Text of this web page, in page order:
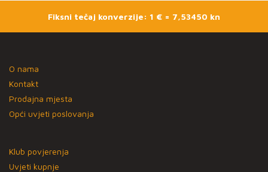
Fiksni tečaj konverzije: 1 € = 7,53450 kn
O nama
Kontakt
Prodajna mjesta
Opći uvjeti poslovanja
Klub povjerenja
Uvjeti kupnje